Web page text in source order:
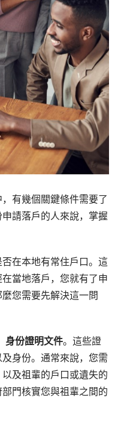
有幾個關鍵條件需要了
請落戶的人來說，掌握
在本地有常住戶口。這
當地落戶，您就有了申
您需要先解決這一問
身份證明文件。這些證
身份。通常來說，您需
及祖輩的戶口或遺失的
門核實您與祖輩之間的